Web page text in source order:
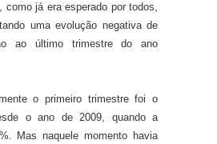
como já era esperado por todos,
uma evolução negativa de
ao último trimestre do ano
o primeiro trimestre foi o
o ano de 2009, quando a
Mas naquele momento havia